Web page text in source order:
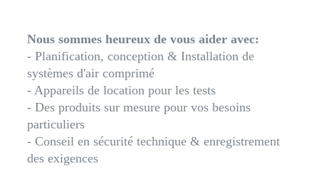
Nous sommes heureux de vous aider avec:
- Planification, conception & Installation de
systèmes d'air comprimé
- Appareils de location pour les tests
- Des produits sur mesure pour vos besoins
particuliers
- Conseil en sécurité technique & enregistrement
des exigences